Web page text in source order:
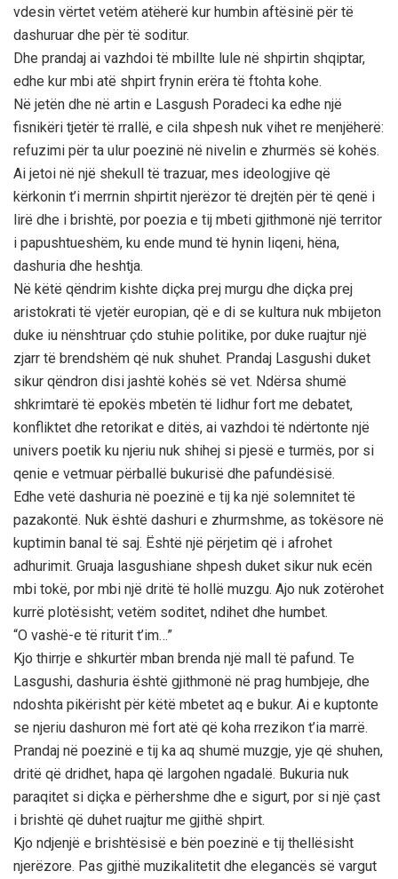
vdesin vërtet vetëm atëherë kur humbin aftësinë për të
dashuruar dhe për të soditur.
Dhe prandaj ai vazhdoi të mbillte lule në shpirtin shqiptar,
edhe kur mbi atë shpirt frynin erëra të ftohta kohe.
Në jetën dhe në artin e Lasgush Poradeci ka edhe një
fisnikëri tjetër të rrallë, e cila shpesh nuk vihet re menjëherë:
refuzimi për ta ulur poezinë në nivelin e zhurmës së kohës.
Ai jetoi në një shekull të trazuar, mes ideologjive që
kërkonin t’i merrnin shpirtit njerëzor të drejtën për të qenë i
lirë dhe i brishtë, por poezia e tij mbeti gjithmonë një territor
i papushtueshëm, ku ende mund të hynin liqeni, hëna,
dashuria dhe heshtja.
Në këtë qëndrim kishte diçka prej murgu dhe diçka prej
aristokrati të vjetër europian, që e di se kultura nuk mbijeton
duke iu nënshtruar çdo stuhie politike, por duke ruajtur një
zjarr të brendshëm që nuk shuhet. Prandaj Lasgushi duket
sikur qëndron disi jashtë kohës së vet. Ndërsa shumë
shkrimtarë të epokës mbetën të lidhur fort me debatet,
konfliktet dhe retorikat e ditës, ai vazhdoi të ndërtonte një
univers poetik ku njeriu nuk shihej si pjesë e turmës, por si
qenie e vetmuar përballë bukurisë dhe pafundësisë.
Edhe vetë dashuria në poezinë e tij ka një solemnitet të
pazakontë. Nuk është dashuri e zhurmshme, as tokësore në
kuptimin banal të saj. Është një përjetim që i afrohet
adhurimit. Gruaja lasgushiane shpesh duket sikur nuk ecën
mbi tokë, por mbi një dritë të hollë muzgu. Ajo nuk zotërohet
kurrë plotësisht; vetëm soditet, ndihet dhe humbet.
“O vashë-e të riturit t’im…”
Kjo thirrje e shkurtër mban brenda një mall të pafund. Te
Lasgushi, dashuria është gjithmonë në prag humbjeje, dhe
ndoshta pikërisht për këtë mbetet aq e bukur. Ai e kuptonte
se njeriu dashuron më fort atë që koha rrezikon t’ia marrë.
Prandaj në poezinë e tij ka aq shumë muzgje, yje që shuhen,
dritë që dridhet, hapa që largohen ngadalë. Bukuria nuk
paraqitet si diçka e përhershme dhe e sigurt, por si një çast
i brishtë që duhet ruajtur me gjithë shpirt.
Kjo ndjenjë e brishtësisë e bën poezinë e tij thellësisht
njerëzore. Pas gjithë muzikalitetit dhe elegancës së vargut